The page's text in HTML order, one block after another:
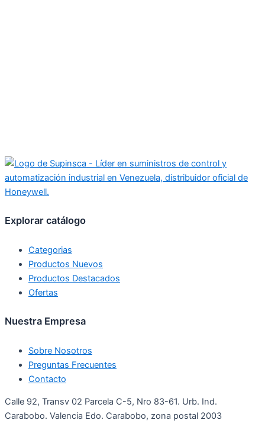
Explorar catálogo
Categorias
Productos Nuevos
Productos Destacados
Ofertas
Nuestra Empresa
Sobre Nosotros
Preguntas Frecuentes
Contacto
Calle 92, Transv 02 Parcela C-5, Nro 83-61. Urb. Ind.
Carabobo. Valencia Edo. Carabobo, zona postal 2003